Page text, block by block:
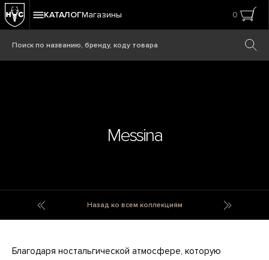
КАТАЛОГМагазины 0
Messina
Medicis VaseНазад ко всем коллекциям
Благодаря ностальгической атмосфере, которую